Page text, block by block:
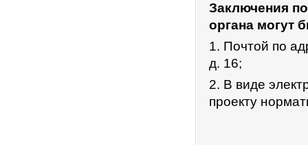
Заключения
органа могут
1. Почтой по
д. 16;
2. В виде
проекту